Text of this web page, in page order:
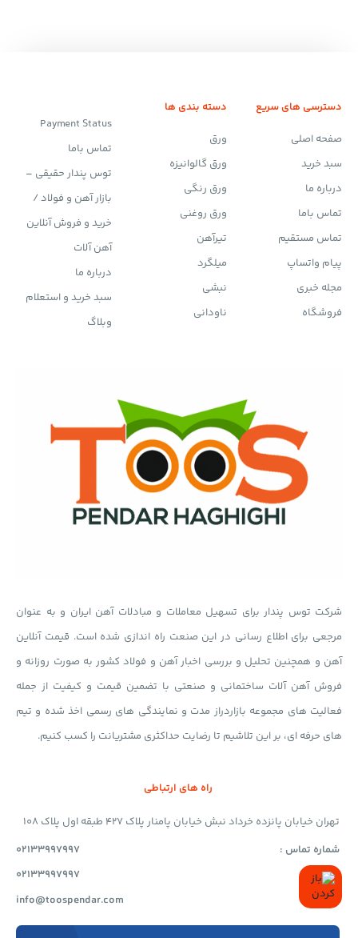
دسترسی های سریع
صفحه اصلی
سبد خرید
درباره ما
تماس باما
تماس مستقیم
پیام واتساپ
مجله خبری
فروشگاه
دسته بندی ها
ورق
ورق گالوانیزه
ورق رنگی
ورق روغنی
تیرآهن
میلگرد
نبشی
ناودانی
Payment Status
تماس باما
توس پندار حقیقی –
بازار آهن و فولاد /
خرید و فروش آنلاین
آهن آلات
درباره ما
سبد خرید و استعلام
وبلاگ
شرکت توس پندار برای تسهیل معاملات و مبادلات آهن ایران و به عنوان
مرجعی برای اطلاع رسانی در این صنعت راه اندازی شده است. قیمت آنلاین
آهن و همچنین تحلیل و بررسی اخبار آهن و فولاد کشور به صورت روزانه و
فروش آهن آلات ساختمانی و صنعتی با تضمین قیمت و کیفیت از جمله
فعالیت های مجموعه بازاردراز مدت و نمایندگی های رسمی اخذ شده و تیم
های حرفه ای، بر این تلاشیم تا رضایت حداکثری مشتریانت را کسب کنیم.
راه های ارتباطی
تهران خیابان پانزده خرداد نبش خیابان پامنار پلاک 427 طبقه اول پلاک 108
شماره تماس :
02133997997
فکس :
02133997997
ایمیل :
info@toospendar.com